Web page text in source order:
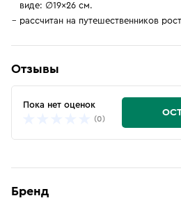
виде: ∅19×26 см.
рассчитан на путешественников
Отзывы
Пока нет оценок
(0)
Бренд